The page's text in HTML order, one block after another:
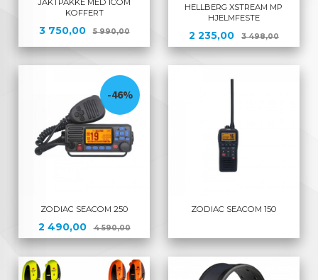
JAKTPAKKE MED ICOM
KOFFERT
Tilbud
3 750,00 5 990,00Rabatt
HELLBERG XSTREAM MP
HJELMFESTE
Tilbud
2 235,00 3 498,00Rabatt
ZODIAC SEACOM 250
Tilbud
2 490,00 4 590,00Rabatt
-46%
ZODIAC SEACOM 150